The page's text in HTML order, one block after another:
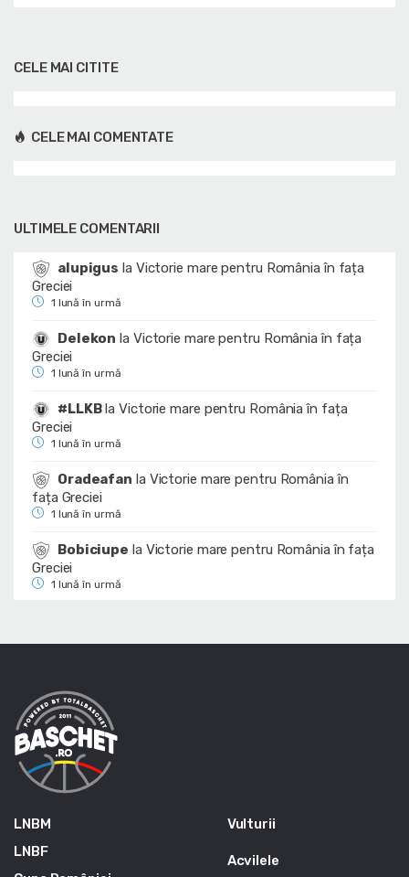
CELE MAI CITITE
CELE MAI COMENTATE
ULTIMELE COMENTARII
alupigus la Victorie mare pentru România în fața
Greciei
1 lună în urmă
Delekon la Victorie mare pentru România în fața
Greciei
1 lună în urmă
#LLKBlaVictorie mare pentru România în fața
Greciei
1 lună în urmă
Oradeafan la Victorie mare pentru România în
fața Greciei
1 lună în urmă
Bobiciupe la Victorie mare pentru România în fața
Greciei
1 lună în urmă
LNBM
LNBF
Vulturii
Acvilele